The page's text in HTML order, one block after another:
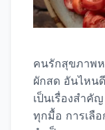
คนรักสุขภาพห
ผักสด อันไหน
เป็นเรื่องสำคั
ทุกมื้อ การเลือ